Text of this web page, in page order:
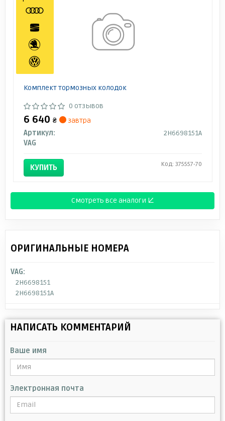
Комплект тормозных колодок
0 отзывов
6 640 ₴
завтра
Артикул:
2H6698151A
VAG
КУПИТЬ Код: 375557-70
Смотреть все аналоги ↓
ОРИГИНАЛЬНЫЕ НОМЕРА
VAG:
2H6698151
2H6698151A
НАПИСАТЬ КОММЕНТАРИЙ
Ваше имя
Электронная почта